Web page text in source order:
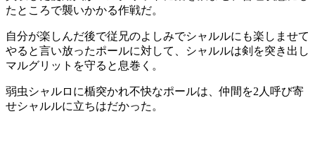
たところで襲いかかる作戦だ。
自分が楽しんだ後で従兄のよしみでシャルルにも楽しませて
やると言い放ったポールに対して、シャルルは剣を突き出し
マルグリットを守ると息巻く。
弱虫シャルロに楯突かれ不快なポールは、仲間を2人呼び寄
せシャルルに立ちはだかった。